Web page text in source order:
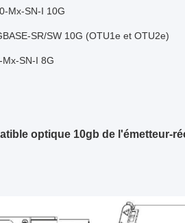
Mx-SN-I 10G
SR/SW 10G (OTU1e et OTU2e)
SN-I 8G
optique 10gb de l'émetteur-